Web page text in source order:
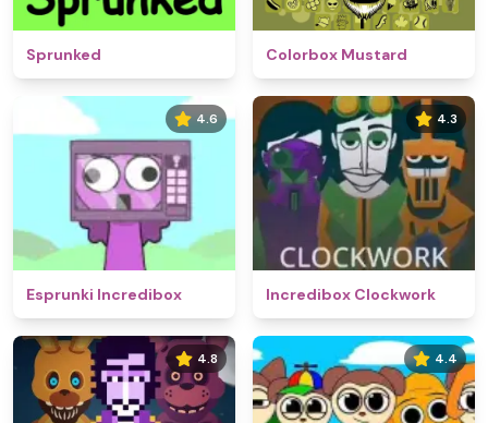
Sprunked Colorbox Mustard
4.6
Esprunki Incredibox
4.3
Incredibox Clockwork
4.8 4.4